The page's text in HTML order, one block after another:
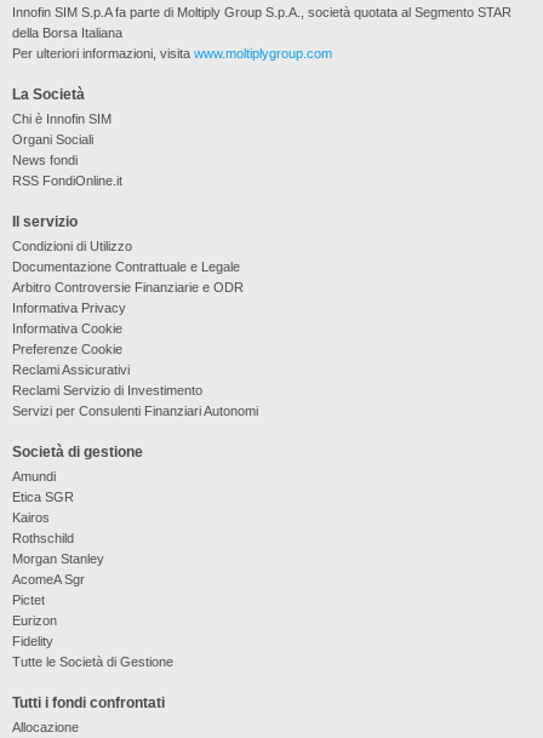
La Società
Chi è Innofin SIM
Organi Sociali
News fondi
RSS FondiOnline.it
Il servizio
Condizioni di Utilizzo
Documentazione Contrattuale e Legale
Arbitro Controversie Finanziarie e ODR
Informativa Privacy
Informativa Cookie
Preferenze Cookie
Reclami Assicurativi
Reclami Servizio di Investimento
Servizi per Consulenti Finanziari Autonomi
Società di gestione
Amundi
Etica SGR
Kairos
Rothschild
Morgan Stanley
AcomeA Sgr
Pictet
Eurizon
Fidelity
Tutte le Società di Gestione
Tutti i fondi confrontati
Allocazione
Innofin SIM S.p.A fa parte di Moltiply Group S.p.A., società quotata al Segmento STAR
della Borsa Italiana
Per ulteriori informazioni, visita www.moltiplygroup.com